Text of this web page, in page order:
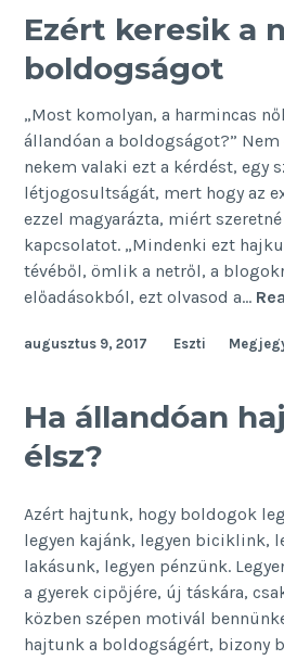
sikerei
Ezért keresik a
boldogságot
„Most komolyan, a harmincas
állandóan a boldogságot?”
nekem valaki ezt a kérdést, egy
létjogosultságát, mert hogy az
ezzel magyarázta, miért
kapcsolatot. „Mindenki ezt
tévéből, ömlik a netről, a
előadásokból, ezt olvasod a…
augusztus 9, 2017 Eszti
Ha állandóan
élsz?
Azért hajtunk, hogy boldogok
legyen kajánk, legyen biciklink,
lakásunk, legyen pénzünk.
a gyerek cipőjére, új táskára,
közben szépen motivál
hajtunk a boldogságért, bizony